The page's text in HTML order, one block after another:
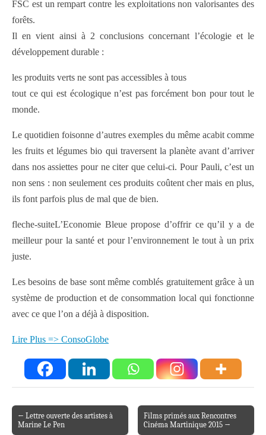
FSC est un rempart contre les exploitations non valorisantes des
forêts.
Il en vient ainsi à 2 conclusions concernant l’écologie et le
développement durable :
les produits verts ne sont pas accessibles à tous
tout ce qui est écologique n’est pas forcément bon pour tout le
monde.
Le quotidien foisonne d’autres exemples du même acabit comme
les fruits et légumes bio qui traversent la planète avant d’arriver
dans nos assiettes pour ne citer que celui-ci. Pour Pauli, c’est un
non sens : non seulement ces produits coûtent cher mais en plus,
ils font parfois plus de mal que de bien.
fleche-suiteL’Economie Bleue propose d’offrir ce qu’il y a de
meilleur pour la santé et pour l’environnement le tout à un prix
juste.
Les besoins de base sont même comblés gratuitement grâce à un
système de production et de consommation local qui fonctionne
avec ce que l’on a déjà à disposition.
Lire Plus => ConsoGlobe
Post navigation
← Lettre ouverte des artistes à
Marine Le Pen
Films primés aux Rencontres
Cinéma Martinique 2015 →